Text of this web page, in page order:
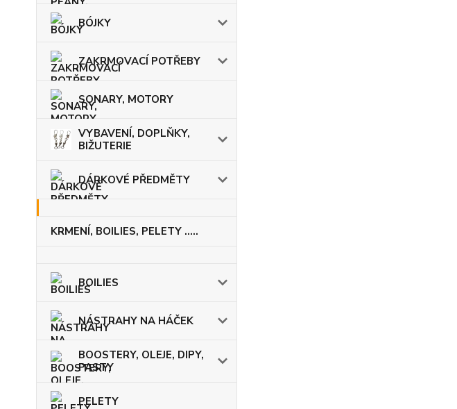
BÓJKY
ZAKRMOVACÍ POTŘEBY
SONARY, MOTORY
VYBAVENÍ, DOPLŇKY,
BIŽUTERIE
DÁRKOVÉ PŘEDMĚTY
KRMENÍ, BOILIES, PELETY .....
BOILIES
NÁSTRAHY NA HÁČEK
BOOSTERY, OLEJE, DIPY,
PASTY
PELETY